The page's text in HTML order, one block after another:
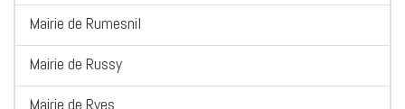
Mairie de Rumesnil
Mairie de Russy
Mairie de Ryes